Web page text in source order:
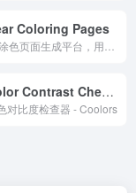
Coloring Pages
Color Contrast Checker
对比度检查器 - Coolors